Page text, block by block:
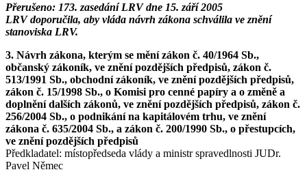
Přerušeno: 173. zasedání LRV dne 15. září 2005
LRV doporučila, aby vláda návrh zákona schválila ve znění
stanoviska LRV.
3. Návrh zákona, kterým se mění zákon č. 40/1964 Sb.,
občanský zákoník, ve znění pozdějších předpisů, zákon č.
513/1991 Sb., obchodní zákoník, ve znění pozdějších předpisů,
zákon č. 15/1998 Sb., o Komisi pro cenné papíry a o změně a
doplnění dalších zákonů, ve znění pozdějších předpisů, zákon č.
256/2004 Sb., o podnikání na kapitálovém trhu, ve znění
zákona č. 635/2004 Sb., a zákon č. 200/1990 Sb., o přestupcích,
ve znění pozdějších předpisů
Předkladatel: místopředseda vlády a ministr spravedlnosti JUDr.
Pavel Němec